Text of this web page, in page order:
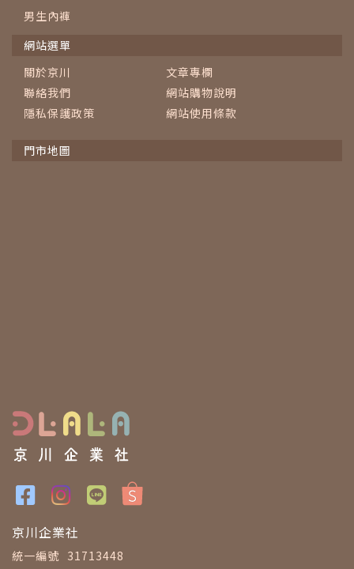
男生內褲
京川企業社
統一編號 31713448
網站選單
關於京川
文章專欄
聯絡我們
網站購物說明
隱私保護政策
網站使用條款
門市地圖